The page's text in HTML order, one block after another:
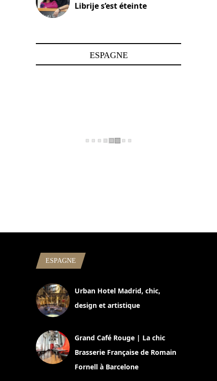
Librije s’est éteinte
ESPAGNE
ESPAGNE
Urban Hotel Madrid, chic,
design et artistique
Grand Café Rouge | La chic
Brasserie Française de Romain
Fornell à Barcelone